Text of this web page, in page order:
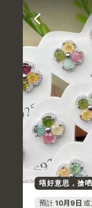
唔好意思，搶哂
預計 10月9日